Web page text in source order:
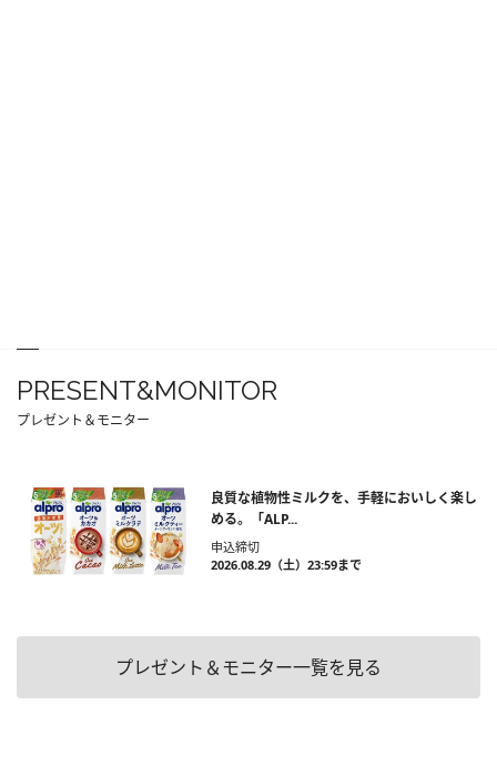
PRESENT&MONITOR
プレゼント＆モニター
良質な植物性ミルクを、手軽においしく楽し
める。「ALP...
申込締切
2026.08.29（土）23:59まで
プレゼント＆モニター一覧を見る